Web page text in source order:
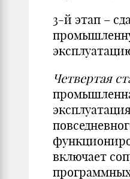
3-й этап –
Четвертая
включает